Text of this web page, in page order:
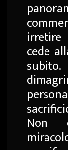
irretire
cede
Non